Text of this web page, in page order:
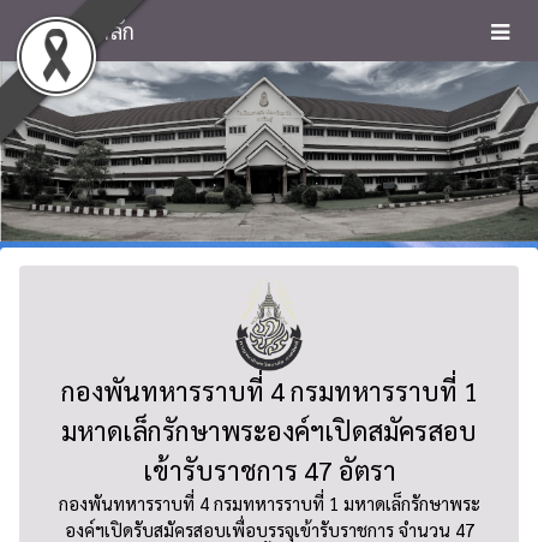
หน้าหลัก
กองพันทหารราบที่ 4 กรมทหารราบที่ 1
มหาดเล็กรักษาพระองค์ฯเปิดสมัครสอบ
เข้ารับราชการ 47 อัตรา
กองพันทหารราบที่ 4 กรมทหารราบที่ 1 มหาดเล็กรักษาพระ
องค์ฯเปิดรับสมัครสอบเพื่อบรรจุเข้ารับราชการ จำนวน 47